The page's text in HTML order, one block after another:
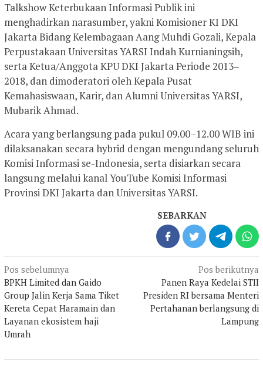
Talkshow Keterbukaan Informasi Publik ini
menghadirkan narasumber, yakni Komisioner KI DKI
Jakarta Bidang Kelembagaan Aang Muhdi Gozali, Kepala
Perpustakaan Universitas YARSI Indah Kurnianingsih,
serta Ketua/Anggota KPU DKI Jakarta Periode 2013–
2018, dan dimoderatori oleh Kepala Pusat
Kemahasiswaan, Karir, dan Alumni Universitas YARSI,
Mubarik Ahmad.
Acara yang berlangsung pada pukul 09.00–12.00 WIB ini
dilaksanakan secara hybrid dengan mengundang seluruh
Komisi Informasi se-Indonesia, serta disiarkan secara
langsung melalui kanal YouTube Komisi Informasi
Provinsi DKI Jakarta dan Universitas YARSI.
SEBARKAN
Navigasi
pos
Pos sebelumnya
BPKH Limited dan Gaido
Group Jalin Kerja Sama Tiket
Kereta Cepat Haramain dan
Layanan ekosistem haji
Umrah
Pos berikutnya
Panen Raya Kedelai STII
Presiden RI bersama Menteri
Pertahanan berlangsung di
Lampung